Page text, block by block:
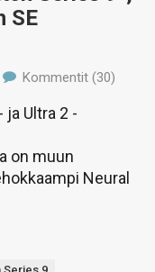
SE
Kommentit (30)
Ultra 2 -
on muun
Neural